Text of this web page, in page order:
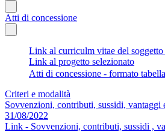
Atti di concessione
Link al curriculm vitae del
Link al progetto selezionato
Atti di concessione - formato
Criteri e modalità
Sovvenzioni, contributi, sussidi, vantaggi
31/08/2022
Link - Sovvenzioni, contributi, sussidi ,